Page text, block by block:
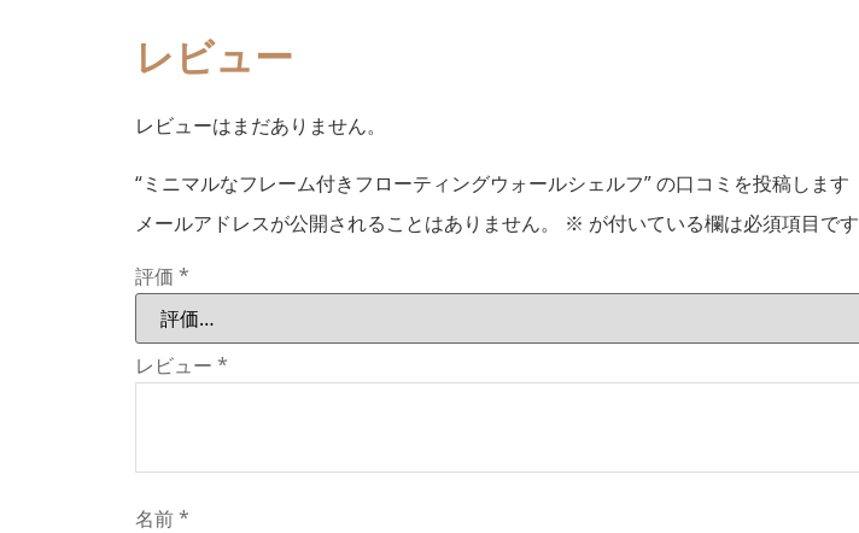
レビュー
レビューはまだありません。
“ミニマルなフレーム付きフローティングウォールシェルフ” の口コミを投稿します
メールアドレスが公開されることはありません。
※ が付いている欄は必須項目です
評価 *
レビュー *
名前*